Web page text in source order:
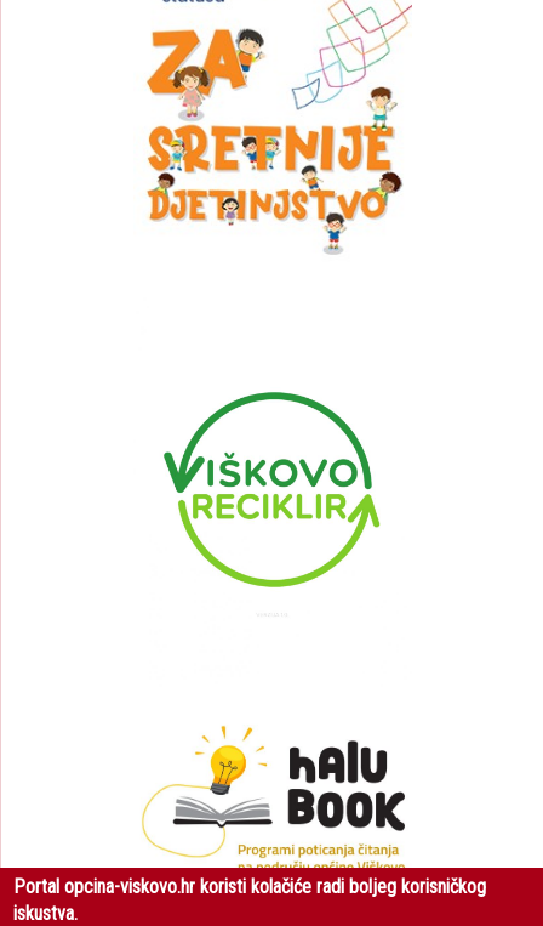
Portal opcina-viskovo.hr koristi kolačiće radi boljeg korisničkog
iskustva.